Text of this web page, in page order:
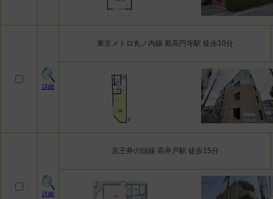
詳細
東京メトロ丸ノ内線 新高円寺駅 徒歩10分
詳細
京王井の頭線 高井戸駅 徒歩15分